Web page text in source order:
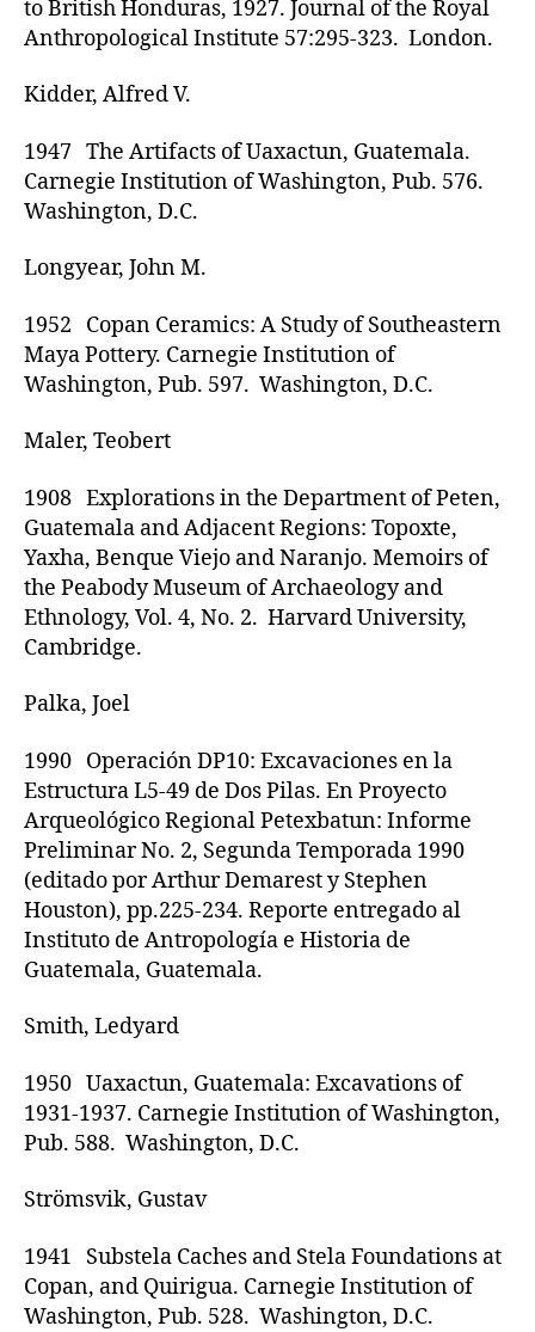
to British Honduras, 1927. Journal of the Royal
Anthropological Institute 57:295-323. London.
Kidder, Alfred V.
1947 The Artifacts of Uaxactun, Guatemala.
Carnegie Institution of Washington, Pub. 576.
Washington, D.C.
Longyear, John M.
1952 Copan Ceramics: A Study of Southeastern
Maya Pottery. Carnegie Institution of
Washington, Pub. 597. Washington, D.C.
Maler, Teobert
1908 Explorations in the Department of Peten,
Guatemala and Adjacent Regions: Topoxte,
Yaxha, Benque Viejo and Naranjo. Memoirs of
the Peabody Museum of Archaeology and
Ethnology, Vol. 4, No. 2. Harvard University,
Cambridge.
Palka, Joel
1990 Operación DP10: Excavaciones en la
Estructura L5-49 de Dos Pilas. En Proyecto
Arqueológico Regional Petexbatun: Informe
Preliminar No. 2, Segunda Temporada 1990
(editado por Arthur Demarest y Stephen
Houston), pp.225-234. Reporte entregado al
Instituto de Antropología e Historia de
Guatemala, Guatemala.
Smith, Ledyard
1950 Uaxactun, Guatemala: Excavations of
1931‑1937. Carnegie Institution of Washington,
Pub. 588. Washington, D.C.
Strömsvik, Gustav
1941 Substela Caches and Stela Foundations at
Copan, and Quirigua. Carnegie Institution of
Washington, Pub. 528. Washington, D.C.